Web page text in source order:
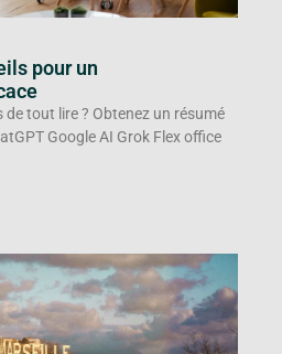
pour un
de tout lire ? Obtenez un résumé
Google AI Grok Flex office